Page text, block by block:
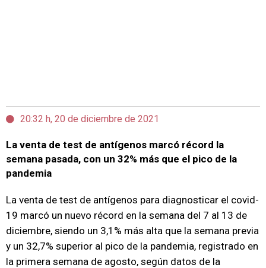
20:32 h, 20 de diciembre de 2021
La venta de test de antígenos marcó récord la
semana pasada, con un 32% más que el pico de la
pandemia
La venta de test de antígenos para diagnosticar el covid-
19 marcó un nuevo récord en la semana del 7 al 13 de
diciembre, siendo un 3,1% más alta que la semana previa
y un 32,7% superior al pico de la pandemia, registrado en
la primera semana de agosto, según datos de la